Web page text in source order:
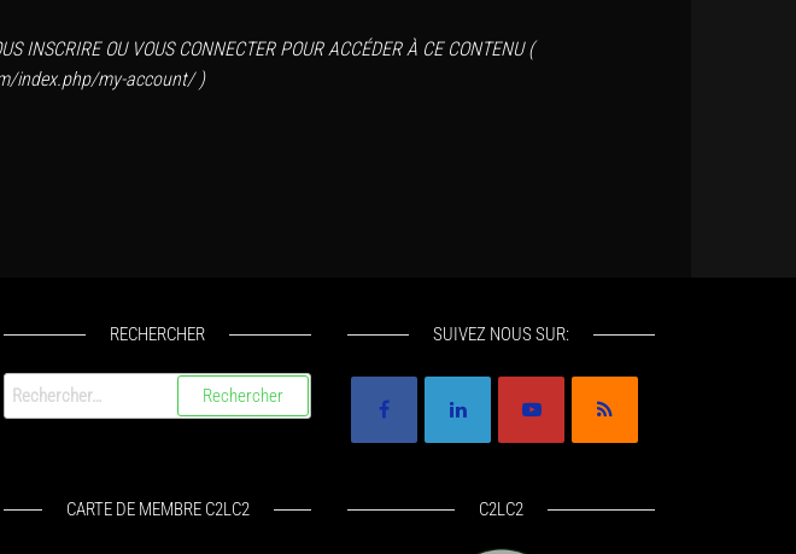
INSCRIRE OU VOUS CONNECTER POUR ACCÉDER À CE CONTENU (
index.php/my-account/ )
RECHERCHER
Rechercher :
SUIVEZ NOUS SUR:
CARTE DE MEMBRE C2LC2 C2LC2